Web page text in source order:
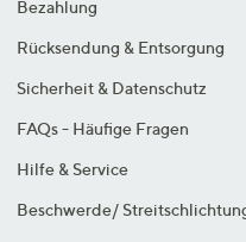
Bezahlung
Rücksendung & Entsorgung
Sicherheit & Datenschutz
FAQs - Häufige Fragen
Hilfe & Service
Beschwerde/